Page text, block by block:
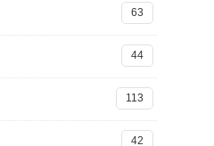
63
44
113
42